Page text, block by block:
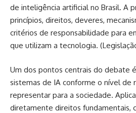
de inteligência artificial no Brasil. A
princípios, direitos, deveres,
critérios de responsabilidade para
que utilizam a tecnologia. (
Um dos pontos centrais do debate
sistemas de IA conforme o nível de
representar para a sociedade.
diretamente direitos fundamentais,